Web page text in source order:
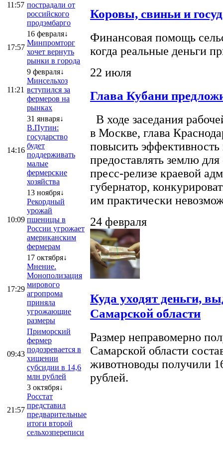
11:57 пострадали от
российского
продэмбарго
17:57
16 февраля↓
Минпромторг
хочет вернуть
рынки в города
11:21
9 февраля↓
Минсельхоз
вступился за
фермеров на
рынках
14:16
31 января↓
В.Путин:
государство
будет
поддерживать
малые
фермерские
хозяйства
10:09
13 ноября↓
Рекордный
урожай
пшеницы в
России угрожает
американским
фермерам
17:29
17 октября↓
Мнение.
Монополизация
мирового
агропрома
приняла
угрожающие
размеры
09:43
Приморский
фермер
подозревается в
хищении
субсидии в 14,6
млн рублей
21:57
3 октября↓
Росстат
представил
предварительные
итоги второй
сельхозпереписи
Коровы, свиньи и
Финансовая помощь
когда реальные деньги
22 июля
Глава Кубани
В ходе заседания
в Москве, глава
повысить эффективность
предоставлять землю
пресс-релизе краевой
губернатор,
им практически
24 февраля
Куда уходят деньги,
Самарской области
Размер неправомерно
Самарской области
животноводы получили
рублей.